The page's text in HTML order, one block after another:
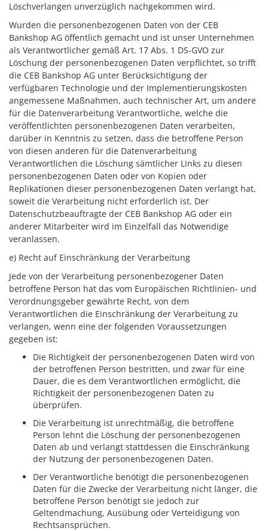
Löschverlangen unverzüglich nachgekommen wird.
Wurden die personenbezogenen Daten von der CEB
Bankshop AG öffentlich gemacht und ist unser Unternehmen
als Verantwortlicher gemäß Art. 17 Abs. 1 DS-GVO zur
Löschung der personenbezogenen Daten verpflichtet, so trifft
die CEB Bankshop AG unter Berücksichtigung der
verfügbaren Technologie und der Implementierungskosten
angemessene Maßnahmen, auch technischer Art, um andere
für die Datenverarbeitung Verantwortliche, welche die
veröffentlichten personenbezogenen Daten verarbeiten,
darüber in Kenntnis zu setzen, dass die betroffene Person
von diesen anderen für die Datenverarbeitung
Verantwortlichen die Löschung sämtlicher Links zu diesen
personenbezogenen Daten oder von Kopien oder
Replikationen dieser personenbezogenen Daten verlangt hat,
soweit die Verarbeitung nicht erforderlich ist. Der
Datenschutzbeauftragte der CEB Bankshop AG oder ein
anderer Mitarbeiter wird im Einzelfall das Notwendige
veranlassen.
e) Recht auf Einschränkung der Verarbeitung
Jede von der Verarbeitung personenbezogener Daten
betroffene Person hat das vom Europäischen Richtlinien- und
Verordnungsgeber gewährte Recht, von dem
Verantwortlichen die Einschränkung der Verarbeitung zu
verlangen, wenn eine der folgenden Voraussetzungen
gegeben ist:
Die Richtigkeit der personenbezogenen Daten wird von
der betroffenen Person bestritten, und zwar für eine
Dauer, die es dem Verantwortlichen ermöglicht, die
Richtigkeit der personenbezogenen Daten zu
überprüfen.
Die Verarbeitung ist unrechtmäßig, die betroffene
Person lehnt die Löschung der personenbezogenen
Daten ab und verlangt stattdessen die Einschränkung
der Nutzung der personenbezogenen Daten.
Der Verantwortliche benötigt die personenbezogenen
Daten für die Zwecke der Verarbeitung nicht länger, die
betroffene Person benötigt sie jedoch zur
Geltendmachung, Ausübung oder Verteidigung von
Rechtsansprüchen.